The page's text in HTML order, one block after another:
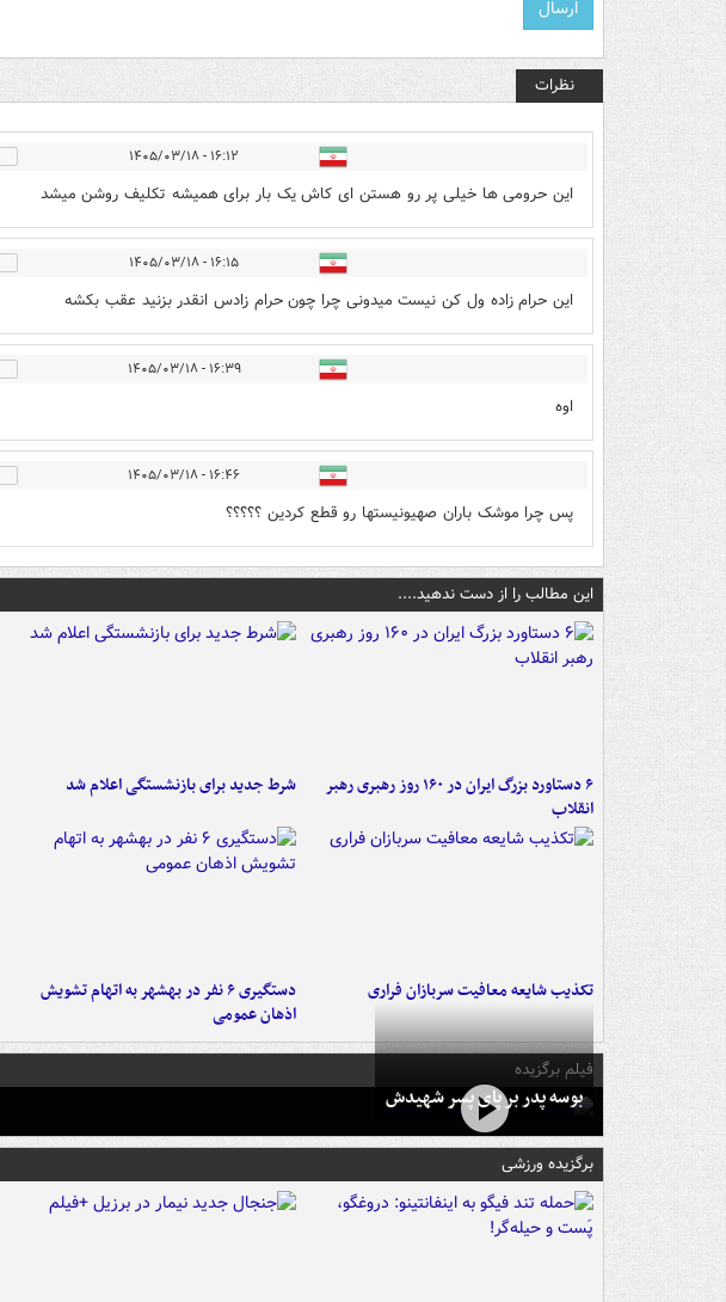
نظرات
۱۶:۱۲ - ۱۴۰۵/۰۳/۱۸
این حرومی ها خیلی پر رو هستن ای کاش یک بار برای همیشه تکلیف روشن میشد
۱۶:۱۵ - ۱۴۰۵/۰۳/۱۸
این حرام زاده ول کن نیست میدونی چرا چون حرام زادس انقدر بزنید عقب بکشه
۱۶:۳۹ - ۱۴۰۵/۰۳/۱۸
اوه
۱۶:۴۶ - ۱۴۰۵/۰۳/۱۸
پس چرا موشک باران صهیونیستها رو قطع کردین ؟؟؟؟؟
این مطالب را از دست ندهید....
۶ دستاورد بزرگ ایران در ۱۶۰ روز رهبری رهبر
انقلاب
شرط جدید برای بازنشستگی اعلام شد
تکذیب شایعه معافیت سربازان فراری
دستگیری ۶ نفر در بهشهر به اتهام تشویش
اذهان عمومی
فیلم برگزیده
بوسه‌ پدر بر پای پسر شهیدش
برگزیده ورزشی